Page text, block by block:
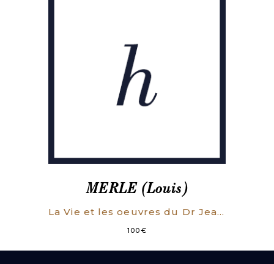
MERLE (Louis)
La Vie et les oeuvres du Dr Jean-Gabriel Gallot (1744-1794). Médecin des épidémies, membre associé de la Société royale de médecine, député du Poitou aux États-Généraux de 1789, secrétaire du Comité de salubrité de l’Assemblée nationale constituante
100€